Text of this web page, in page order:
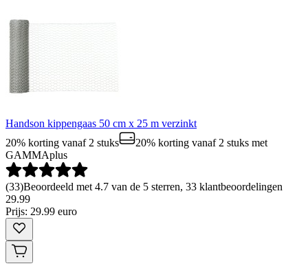
Handson kippengaas 50 cm x 25 m verzinkt
20% korting vanaf 2 stuks
20% korting vanaf 2 stuks met
GAMMAplus
(33)Beoordeeld met 4.7 van de 5 sterren, 33 klantbeoordelingen
29.99
Prijs: 29.99 euro